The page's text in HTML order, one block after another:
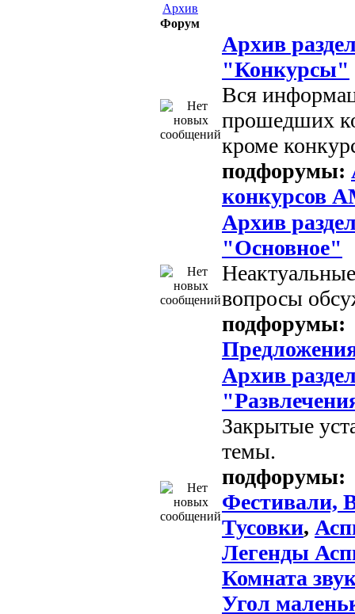
Архив
Форум
Архив
"Конкурсы"
Вся
прошедших
кроме
подфорумы:
конкурсов
Архив
"Основное"
вопросы
подфорумы:
Архив
Закрытые
темы.
подфорумы:
Фестивали,
Тусовки,
Легенды
Комната
Угол